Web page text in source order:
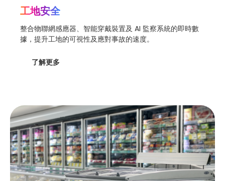
工地安全
整合物聯網感應器、智能穿戴裝置及 AI 監察系統的即時數
據，提升工地的可視性及應對事故的速度。
了解更多